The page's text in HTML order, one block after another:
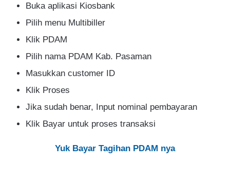
Buka aplikasi Kiosbank
Pilih menu Multibiller
Klik PDAM
Pilih nama PDAM Kab. Pasaman
Masukkan customer ID
Klik Proses
Jika sudah benar, Input nominal pembayaran
Klik Bayar untuk proses transaksi
Yuk Bayar Tagihan PDAM nya